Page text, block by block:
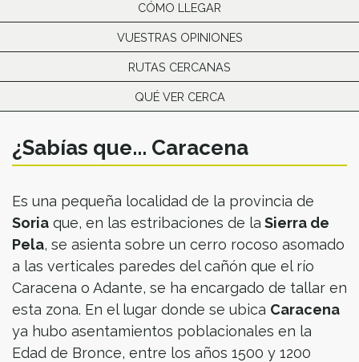
CÓMO LLEGAR
VUESTRAS OPINIONES
RUTAS CERCANAS
QUÉ VER CERCA
¿Sabías que... Caracena
Es una pequeña localidad de la provincia de
Soria que, en las estribaciones de la Sierra de
Pela, se asienta sobre un cerro rocoso asomado
a las verticales paredes del cañón que el río
Caracena o Adante, se ha encargado de tallar en
esta zona. En el lugar donde se ubica Caracena
ya hubo asentamientos poblacionales en la
Edad de Bronce, entre los años 1500 y 1200